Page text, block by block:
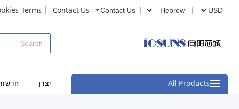
Contact Us
Contact Us
Terms
All Products יצרן